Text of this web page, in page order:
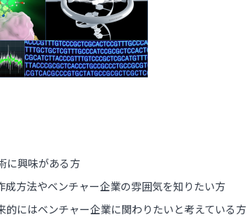
に興味がある方
方法やベンチャー企業の雰囲気を知りたい方
にはベンチャー企業に関わりたいと考えている方